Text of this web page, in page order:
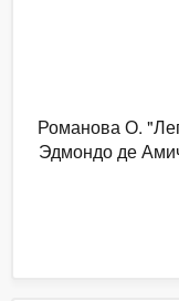
Романова О.
Эдмондо де